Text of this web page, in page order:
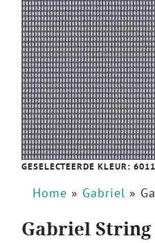
GESELECTEERDE KLEUR:
Home » Gabriel »
Gabriel String